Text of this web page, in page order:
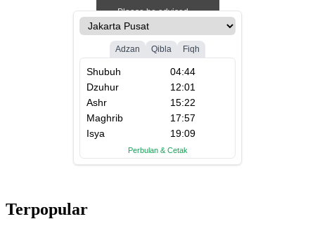
Terpopular